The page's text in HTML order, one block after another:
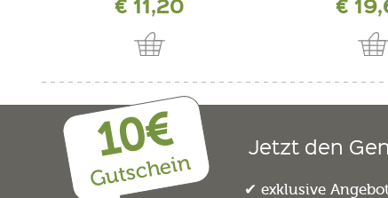
10€
Gutschein
Jetzt den
exklusive